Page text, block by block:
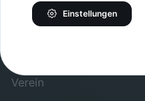
INHALTE
Verein
Einstellungen